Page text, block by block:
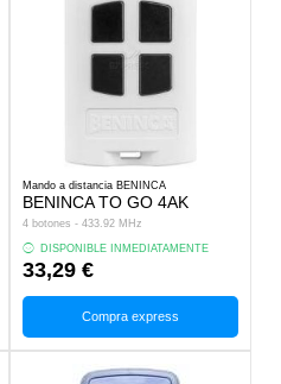
Mando a distancia BENINCA
BENINCA TO GO 4AK
4 botones - 433.92 MHz
DISPONIBLE INMEDIATAMENTE
33,29 €
Compra express